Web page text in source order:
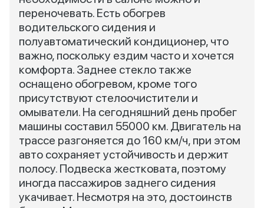
переночевать. Есть обогрев
водительского сидения и
полуавтоматический кондиционер, что
важно, поскольку ездим часто и хочется
комфорта. Заднее стекло также
оснащено обогревом, кроме того
присутствуют стелоочистители и
омыватели. На сегодняшний день пробег
машины составил 55000 км. Двигатель на
трассе разгоняется до 160 км/ч, при этом
авто сохраняет устойчивость и держит
полосу. Подвеска жестковата, поэтому
иногда пассажиров заднего сидения
укачивает. Несмотря на это, достоинств